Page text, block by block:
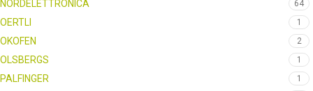
NORDELETTRONICA 64
OERTLI 1
OKOFEN 2
OLSBERGS 1
PALFINGER 1